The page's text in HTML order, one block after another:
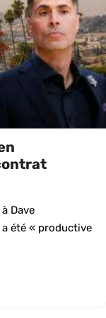
Dave
a été « productive